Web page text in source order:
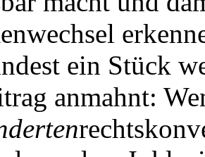
ein Stück
anmahnt: